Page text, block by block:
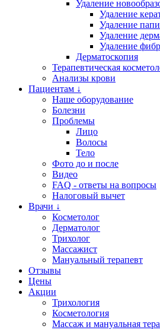
Удаление
Удаление
Удаление
Удаление
Удаление
Дерматоскопия
Терапевтическая
Анализы крови
Пациентам ↓
Наше оборудование
Болезни
Проблемы
Лицо
Волосы
Тело
Фото до и после
Видео
FAQ - ответы на вопросы
Налоговый вычет
Врачи ↓
Косметолог
Дерматолог
Трихолог
Массажист
Мануальный терапевт
Отзывы
Цены
Акции
Трихология
Косметология
Массаж и мануальная